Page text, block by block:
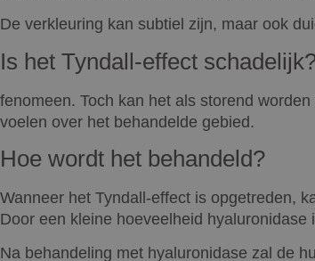
De verkleuring kan subtiel zijn, maar ook
Is het Tyndall-effect
fenomeen. Toch kan het als storend
voelen over het behandelde gebied.
Hoe wordt het behandeld?
Wanneer het Tyndall-effect is opgetreden,
Door een kleine hoeveelheid
Na behandeling met hyaluronidase zal de